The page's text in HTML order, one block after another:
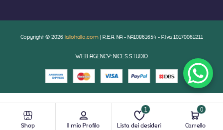
Shop Il mio Profilo Lista dei desideri
1
Carrello
0
Copyright © 2026 lallohallo.com | R.E.A. NA - NA10861654 - P.Iva 10170061211
WEB AGENCY: NICES.STUDIO